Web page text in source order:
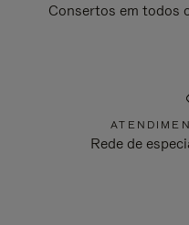
Consertos em todos
Rede de